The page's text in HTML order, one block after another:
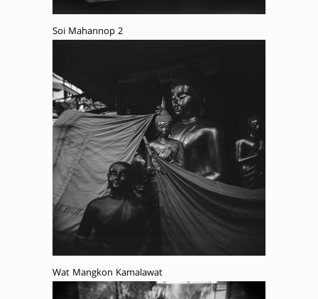
Soi Mahannop 2
Wat Mangkon Kamalawat